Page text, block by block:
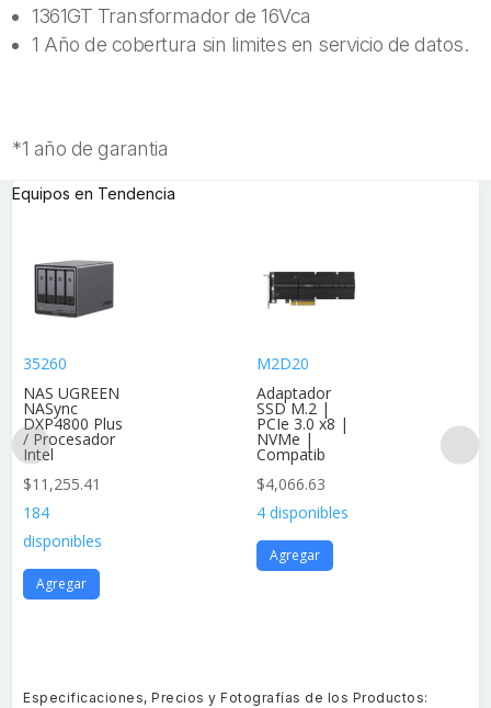
1361GT Transformador de 16Vca
1 Año de cobertura sin limites en servicio de datos.
*1 año de garantia
Equipos en Tendencia
35260
NAS UGREEN
NASync
DXP4800 Plus
/ Procesador
Intel
$11,255.41
184
disponibles
Agregar
M2D20
Adaptador
SSD M.2 |
PCIe 3.0 x8 |
NVMe |
Compatib
$4,066.63
4 disponibles
Agregar
Especificaciones, Precios y Fotografías de los Productos: